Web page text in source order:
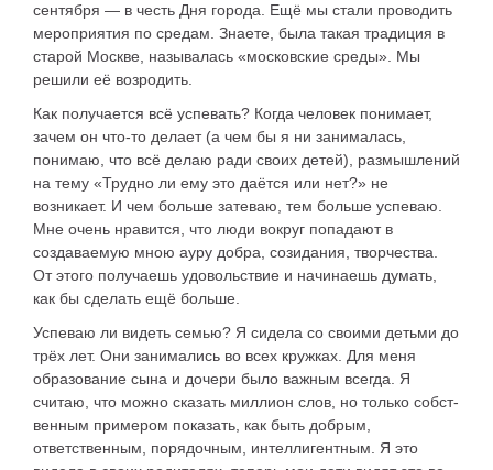
сентября — в честь Дня города. Ещё мы стали проводить
мероприятия по средам. Знаете, была такая традиция в
старой Москве, называлась «московские среды». Мы
решили её возродить.
Как получается всё успевать? Когда человек понимает,
зачем он что-то делает (а чем бы я ни занималась,
понимаю, что всё делаю ради своих детей), размышлений
на тему «Трудно ли ему это даётся или нет?» не
возникает. И чем больше затеваю, тем больше успеваю.
Мне очень нравится, что люди вокруг попадают в
создаваемую мною ауру добра, созидания, творчества.
От этого получаешь удовольствие и начинаешь думать,
как бы сделать ещё больше.
Успеваю ли видеть семью? Я сидела со своими детьми до
трёх лет. Они занимались во всех кружках. Для меня
образование сына и дочери было важным всегда. Я
считаю, что можно сказать миллион слов, но только собст­
венным примером показать, как быть добрым,
ответственным, порядочным, интеллигентным. Я это